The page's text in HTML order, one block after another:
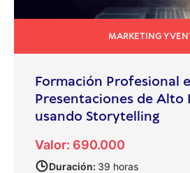
MARKETING Y
Formación Profesional
Presentaciones de Alto
usando Storytelling
Valor: 690.000
Duración: 39 horas